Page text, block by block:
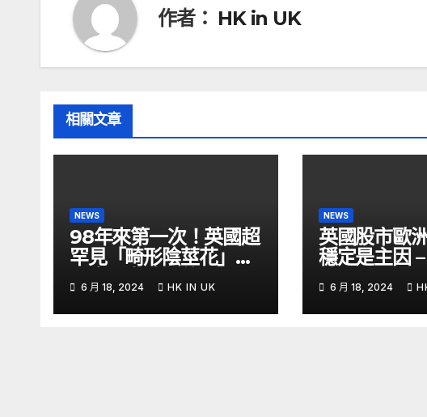
作者： HK in UK
相關文章
NEWS
98年來第一次！英國超
罕見「畸形陰莖花」開
了腐屍臭味狂傳 –
ETtoday
6 月 18, 2024 HK IN UK
NEWS
英國股市歐
穩定是主因
6 月 18, 2024